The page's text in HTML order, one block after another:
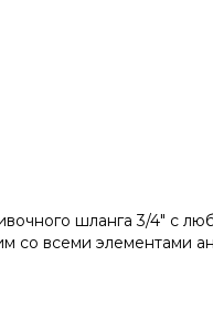
шланга 3/4" с
со всеми элементами